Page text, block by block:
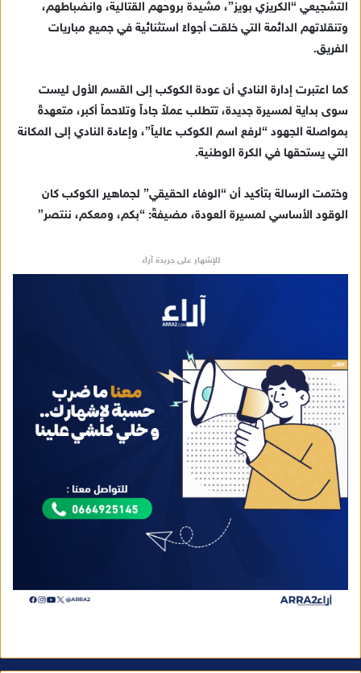
التشجيعي “الكريزي بويز”، مشيدة بروحهم القتالية، وانضباطهم،
وتنقلاتهم الدائمة التي خلقت أجواءً استثنائية في جميع مباريات
الفريق.
كما اعتبرت إدارة النادي أن عودة الكوكب إلى القسم الأول ليست
سوى بداية لمسيرة جديدة، تتطلب عملاً جاداً وتلاحماً أكبر، متعهدةً
بمواصلة الجهود “لرفع اسم الكوكب عالياً”، وإعادة النادي إلى المكانة
التي يستحقها في الكرة الوطنية.
وختمت الرسالة بتأكيد أن “الوفاء الحقيقي” لجماهير الكوكب كان
الوقود الأساسي لمسيرة العودة، مضيفةً: “بكم، ومعكم، ننتصر”
للإشهار على جريدة آراء